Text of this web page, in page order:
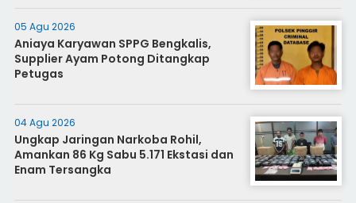
05 Agu 2026
Aniaya Karyawan SPPG Bengkalis,
Supplier Ayam Potong Ditangkap
Petugas
04 Agu 2026
Ungkap Jaringan Narkoba Rohil,
Amankan 86 Kg Sabu 5.171 Ekstasi dan
Enam Tersangka